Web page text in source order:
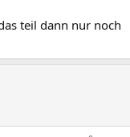
teil dann nur noch